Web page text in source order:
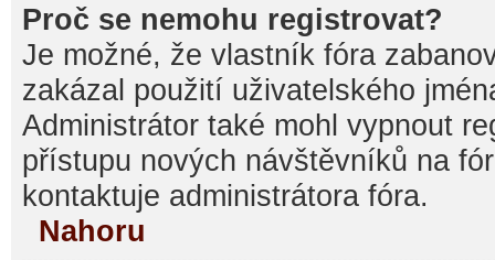
Proč se nemohu registrovat?
Je možné, že vlastník fóra
zakázal použití uživatelského
Administrátor také mohl vypnout
přístupu nových návštěvníků na
kontaktuje administrátora fóra.
Nahoru